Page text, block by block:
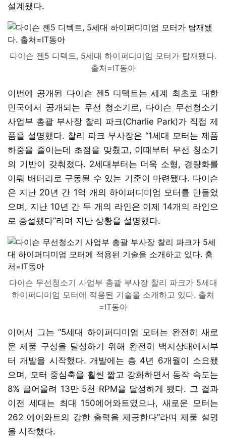
설계됐다.
다이슨 젠5 디텍트, 5세대 하이퍼디미엄 모터가 탑재됐다.
출처=IT동아
이번에 공개된 다이슨 젠5 디텍트는 세계 최초로 대한
민국에서 공개되는 무선 청소기로, 다이슨 무선청소기
사업부 총괄 부사장 찰리 파크(Charlie Park)가 직접 제
품을 설명했다. 찰리 파크 부사장은 “1세대 모터는 제품
하중을 줄이는데 초점을 맞췄고, 이때부터 무선 청소기
의 기반이 갖춰졌다. 2세대부터는 더욱 소형, 경량화를
이뤄 배터리로 구동될 수 있는 기준이 마련됐다. 다이슨
은 지난 20년 간 1억 개의 하이퍼디미엄 모터를 만들었
으며, 지난 10년 간 두 개의 라인은 이제 14개의 라인으
로 증설됐다”라며 지난 상황을 설명했다.
다이슨 무선청소기 사업부 총괄 부사장 찰리 파크가 5세대
하이퍼디미엄 모터에 적용된 기술을 소개하고 있다. 출처
=IT동아
이어서 그는 “5세대 하이퍼디미엄 모터는 완전히 새로
운 제품 구성을 달성하기 위해 완전히 백지상태에서부
터 개발을 시작했다. 개발에는 총 4년 6개월이 소요됐
으며, 모터 중심축을 훨씬 짧고 강화하면서 동작 속도는
8% 끌어올려 13만 5천 RPM을 달성하게 됐다. 그 결과
이전 세대는 최대 150에어와트였으나, 새로운 모터는
262 에어와트의 강한 출력을 제공한다”라며 제품 설명
을 시작했다.